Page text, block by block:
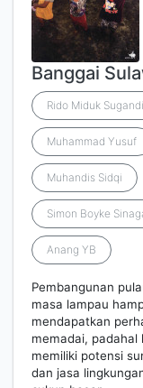
Banggai
Rido Miduk
Muhammad Yusuf
Muhandis Sidqi
Simon Boyke
Anang YB
Pembangunan
masa lampau
mendapatkan
memadai, padahal
memiliki potensi
dan jasa